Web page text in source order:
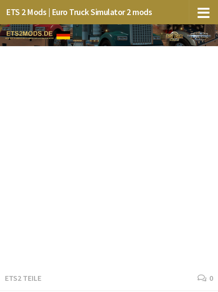
ETS 2 Mods | Euro Truck Simulator 2 mods
ETS2 TEILE 0